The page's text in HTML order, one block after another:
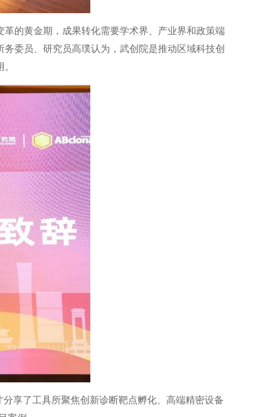
的黄金期，成果转化需要学术界、产业界和政策端
委员、研究员高璞认为，武创院是推动区域科技创
享了工具所聚焦创新诊断靶点孵化、高端精密设备